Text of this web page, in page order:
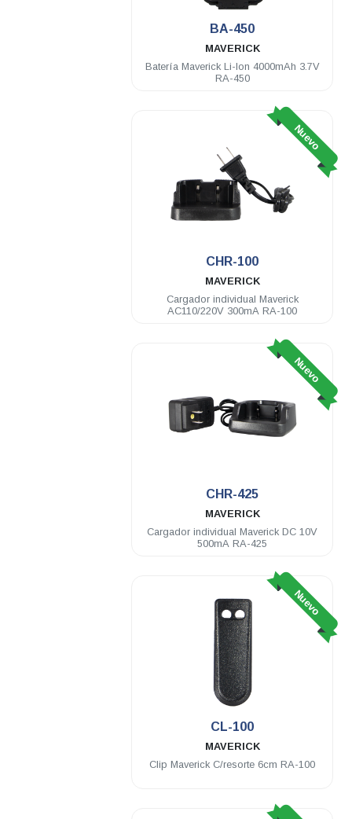
BA-450
MAVERICK
Batería Maverick Li-Ion 4000mAh 3.7V
RA-450
Nuevo
CHR-100
MAVERICK
Cargador individual Maverick
AC110/220V 300mA RA-100
Nuevo
CHR-425
MAVERICK
Cargador individual Maverick DC 10V
500mA RA-425
Nuevo
CL-100
MAVERICK
Clip Maverick C/resorte 6cm RA-100